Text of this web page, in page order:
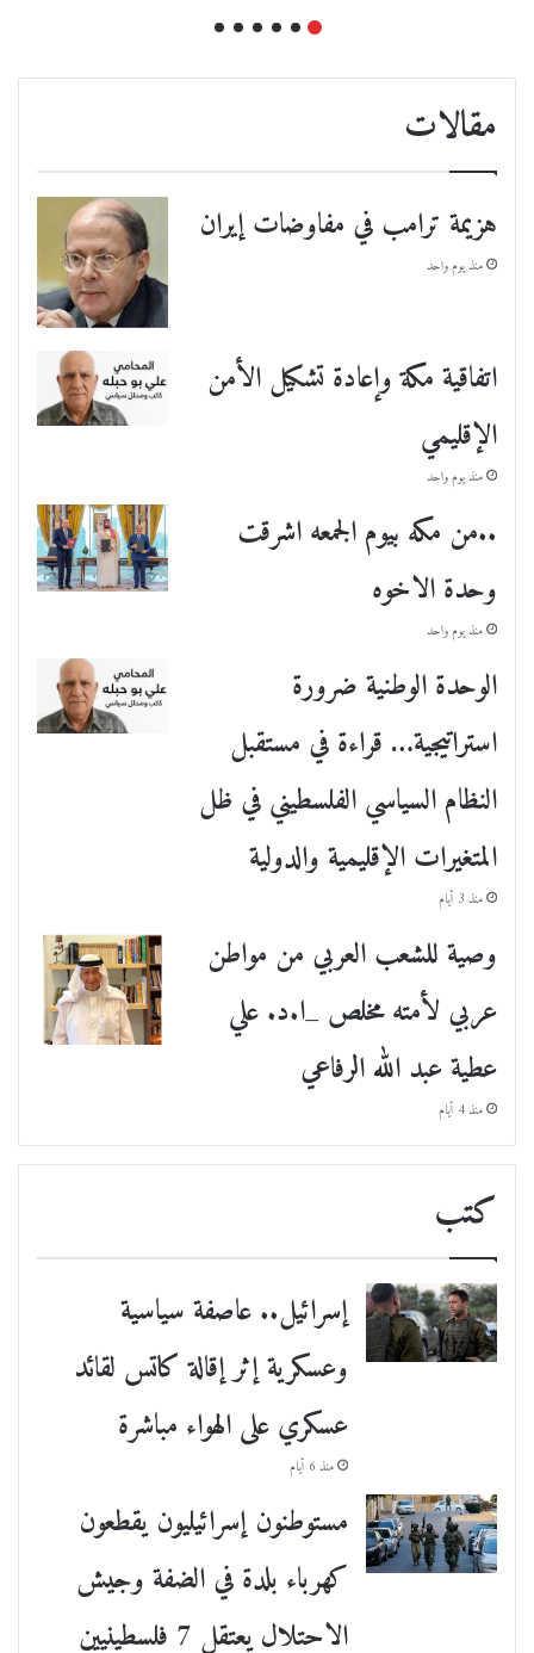
مقالات
هزيمة ترامب في مفاوضات إيران
منذ يوم واحد
اتفاقية مكة وإعادة تشكيل الأمن
الإقليمي
منذ يوم واحد
..من مكه بيوم الجمعه اشرقت
وحدة الاخوه
منذ يوم واحد
الوحدة الوطنية ضرورة
استراتيجية… قراءة في مستقبل
النظام السياسي الفلسطيني في ظل
المتغيرات الإقليمية والدولية
منذ 3 أيام
وصية للشعب العربي من مواطن
عربي لأمته مخلص _ا.د. علي
عطية عبد الله الرفاعي
منذ 4 أيام
كتب
إسرائيل.. عاصفة سياسية
وعسكرية إثر إقالة كاتس لقائد
عسكري على الهواء مباشرة
منذ 6 أيام
مستوطنون إسرائيليون يقطعون
كهرباء بلدة في الضفة وجيش
الاحتلال يعتقل 7 فلسطينيين